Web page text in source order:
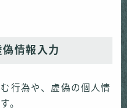
情報入力
行為や、虚偽の個人情
。